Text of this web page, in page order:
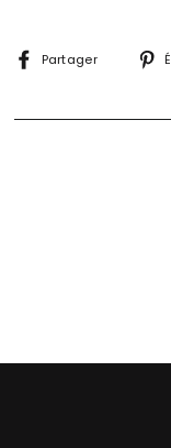
Partager